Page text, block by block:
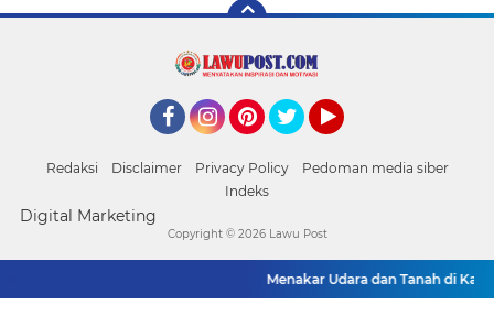
Redaksi Disclaimer Privacy Policy
Pedoman media siber
Indeks
Digital Marketing
Menakar Udara dan Tanah di Kaki
Copyright © 2026 Lawu Post